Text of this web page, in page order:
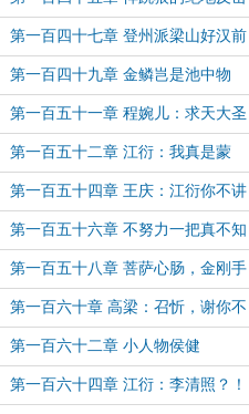
（求订阅！求月票！）
第一百四十七章 登州派梁山好汉前
来报道（求订阅！求月票！）
第一百四十九章 金鳞岂是池中物
（求订阅！求月票！）
第一百五十一章 程婉儿：求天大圣
救我们性命！（求订阅！求月票！）
第一百五十二章 江衍：我真是蒙
的！（求订阅！求月票！）
第一百五十四章 王庆：江衍你不讲
武德！（求订阅！求月票！）
第一百五十六章 不努力一把真不知
道自己是菜鸡（求订阅！求月票！）
第一百五十八章 菩萨心肠，金刚手
段（求订阅！求月票！）
第一百六十章 高梁：召忻，谢你不
娶之恩
第一百六十二章 小人物侯健
第一百六十四章 江衍：李清照？！